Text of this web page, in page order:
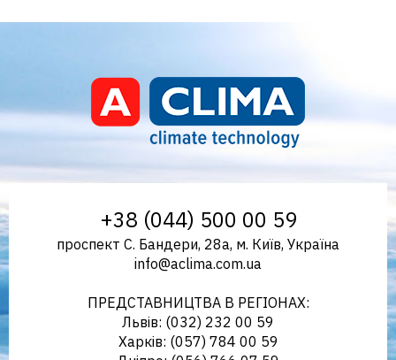
+38 (044) 500 00 59
проспект С. Бандери, 28а, м. Київ, Україна
info@aclima.com.ua
ПРЕДСТАВНИЦТВА В РЕГІОНАХ:
Львів: (032) 232 00 59
Харків: (057) 784 00 59